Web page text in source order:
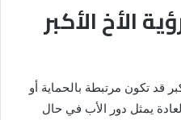
الأخ الأكبر
قد تكون مرتبطة بالحماية أو
يمثل دور الأب في حال